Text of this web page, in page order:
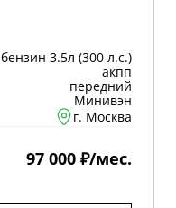
бензин 3.5л (300 л.с.)
акпп
передний
Минивэн
г. Москва
97 000 ₽/мес.